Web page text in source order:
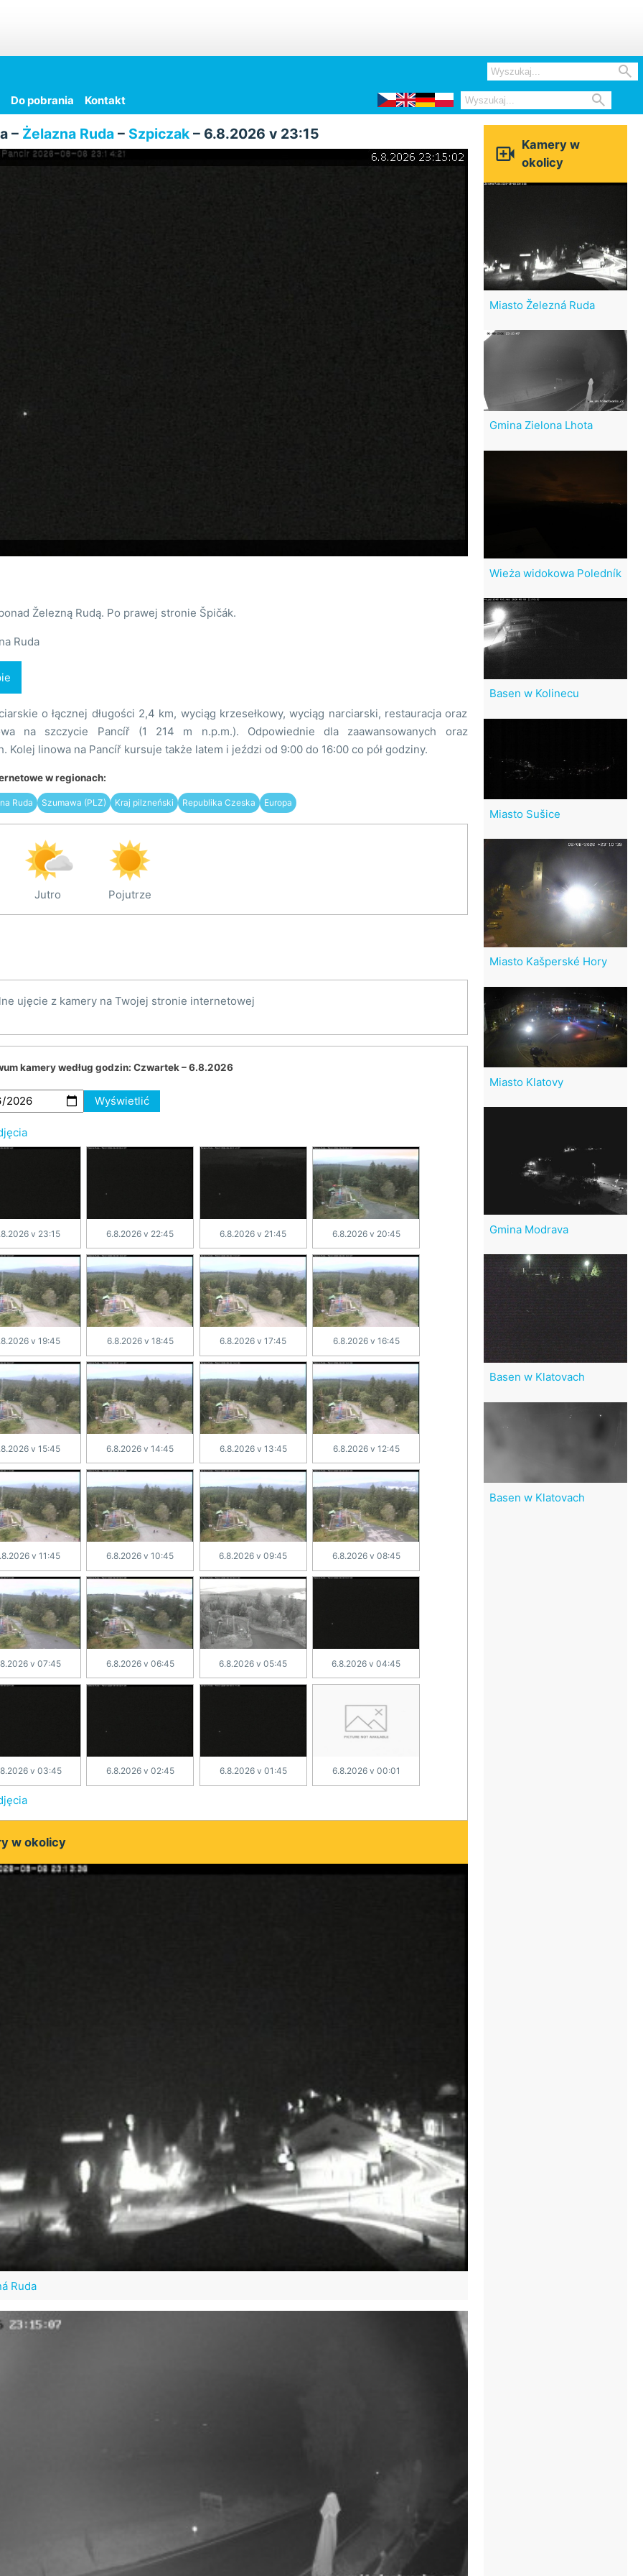

Do pobrania Kontakt 
– Żelazna Ruda– Szpiczak– 6.8.2026 v 23:15
Železną Rudą. Po prawej stronie Špičák.
Ruda
o łącznej długości 2,4 km, wyciąg krzesełkowy, wyciąg narciarski, restauracja oraz
na szczycie Pancíř (1 214 m n.p.m.). Odpowiednie dla zaawansowanych oraz
Kolej linowa na Pancíř kursuje także latem i jeździ od 9:00 do 16:00 co pół godziny.
w regionach:
Ruda Szumawa (PLZ) Kraj pilzneński Republika Czeska Europa
Jutro Pojutrze
ujęcie z kamery na Twojej stronie internetowej
kamery według godzin: Czwartek – 6.8.2026
Wyświetlić
v 23:15 6.8.2026 v 22:45 6.8.2026 v 21:45 6.8.2026 v 20:45
v 19:45 6.8.2026 v 18:45 6.8.2026 v 17:45 6.8.2026 v 16:45
v 15:45 6.8.2026 v 14:45 6.8.2026 v 13:45 6.8.2026 v 12:45
v 11:45 6.8.2026 v 10:45 6.8.2026 v 09:45 6.8.2026 v 08:45
v 07:45 6.8.2026 v 06:45 6.8.2026 v 05:45 6.8.2026 v 04:45
v 03:45 6.8.2026 v 02:45 6.8.2026 v 01:45 6.8.2026 v 00:01
w okolicy
Ruda
 Kamery w
okolicy
Miasto Železná Ruda
Gmina Zielona Lhota
Wieża widokowa Poledník
Basen w Kolinecu
Miasto Sušice
Miasto Kašperské Hory
Miasto Klatovy
Gmina Modrava
Basen w Klatovach
Basen w Klatovach